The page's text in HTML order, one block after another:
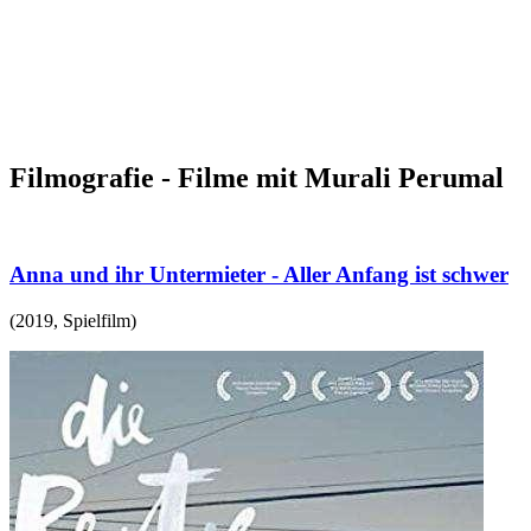
Filmografie - Filme mit Murali Perumal
Anna und ihr Untermieter - Aller Anfang ist schwer
(2019, Spielfilm)